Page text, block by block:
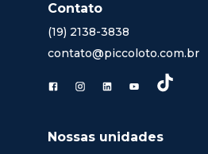
Contato
(19) 2138-3838
contato@piccoloto.com.br
Nossas unidades